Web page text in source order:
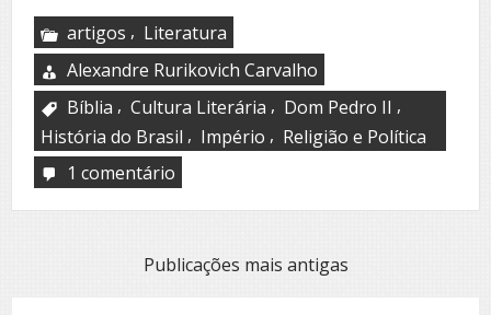
artigos , Literatura
Alexandre Rurikovich Carvalho
Bíblia , Cultura Literária , Dom Pedro II ,
História do Brasil , Império , Religião e Política
1 comentário
Pedro
e
a
NavegaçãoPublicações mais antigas